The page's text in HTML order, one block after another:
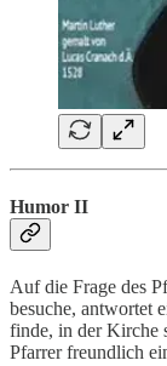
Humor II
Auf die Frage des
besuche, antwortet
finde, in der Kirche
Pfarrer freundlich